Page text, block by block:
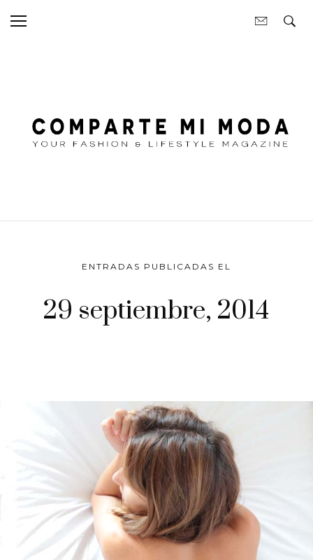
ENTRADAS PUBLICADAS EL
29 septiembre, 2014